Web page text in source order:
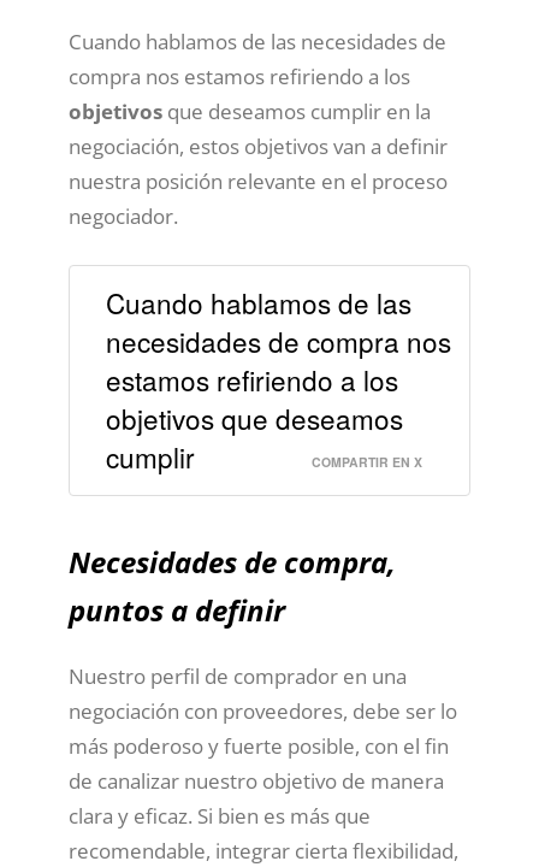
Cuando hablamos de las necesidades de
compra nos estamos refiriendo a los
objetivos que deseamos cumplir en la
negociación, estos objetivos van a definir
nuestra posición relevante en el proceso
negociador.
Cuando hablamos de las
necesidades de compra nos
estamos refiriendo a los
objetivos que deseamos
cumplir
COMPARTIR EN X
Necesidades de compra,
puntos a definir
Nuestro perfil de comprador en una
negociación con proveedores, debe ser lo
más poderoso y fuerte posible, con el fin
de canalizar nuestro objetivo de manera
clara y eficaz. Si bien es más que
recomendable, integrar cierta flexibilidad,